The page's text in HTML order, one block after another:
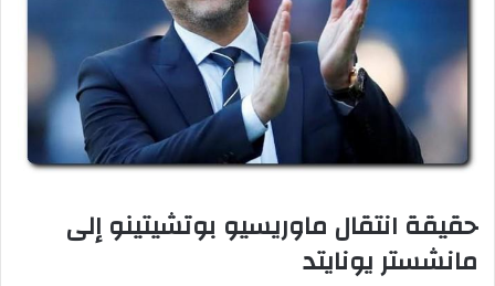
حقيقة انتقال ماوريسيو بوتشيتينو إلى
مانشستر يونايتد